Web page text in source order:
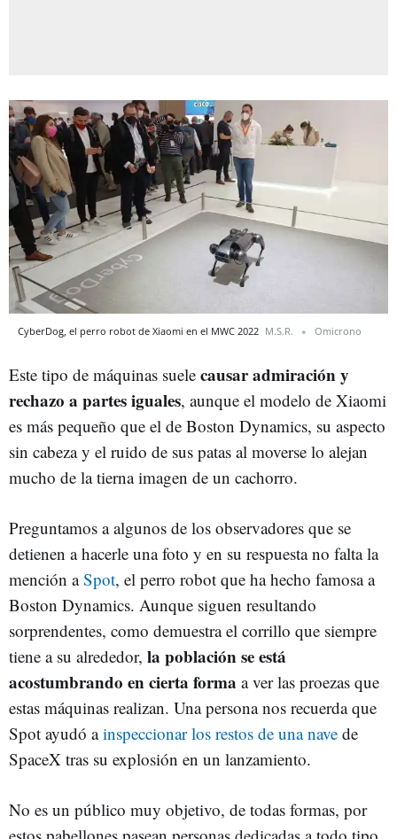
CyberDog, el perro robot de Xiaomi en el MWC 2022 M.S.R. Omicrono
Este tipo de máquinas suele causar admiración y
rechazo a partes iguales, aunque el modelo de Xiaomi
es más pequeño que el de Boston Dynamics, su aspecto
sin cabeza y el ruido de sus patas al moverse lo alejan
mucho de la tierna imagen de un cachorro.
Preguntamos a algunos de los observadores que se
detienen a hacerle una foto y en su respuesta no falta la
mención aSpot, el perro robot que ha hecho famosa a
Boston Dynamics. Aunque siguen resultando
sorprendentes, como demuestra el corrillo que siempre
tiene a su alrededor, la población se está
acostumbrando en cierta forma a ver las proezas que
estas máquinas realizan. Una persona nos recuerda que
Spot ayudó ainspeccionar los restos de una nave de
SpaceX tras su explosión en un lanzamiento.
No es un público muy objetivo, de todas formas, por